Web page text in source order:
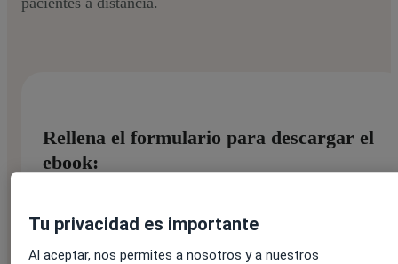
Rellena el formulario para descargar el
ebook:
Nombre:*
Tu privacidad es importante
Al aceptar, nos permites a nosotros y a nuestros